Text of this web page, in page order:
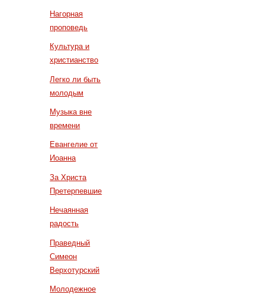
Нагорная
проповедь
Культура и
христианство
Легко ли быть
молодым
Музыка вне
времени
Евангелие от
Иоанна
За Христа
Претерпевшие
Нечаянная
радость
Праведный
Симеон
Верхотурский
Молодежное